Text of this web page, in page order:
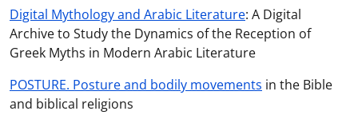
Digital Mythology and Arabic Literature: A Digital
Archive to Study the Dynamics of the Reception of
Greek Myths in Modern Arabic Literature
POSTURE. Posture and bodily movements in the Bible
and biblical religions